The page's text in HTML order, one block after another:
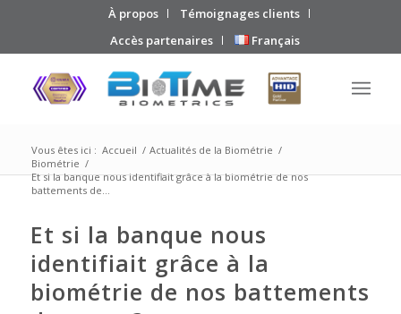
À propos
Témoignages clients
Accès partenaires
Français
Vous êtes ici : Accueil / Actualités de la Biométrie /
Biométrie /
Et si la banque nous identifiait grâce à la biométrie de nos
battements de...
Et si la banque nous
identifiait grâce à la
biométrie de nos battements